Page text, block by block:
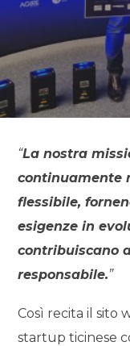
“La nostra
continuamente
flessibile,
esigenze in
contribuiscano
responsabile.”
Così recita il sito
startup ticinese